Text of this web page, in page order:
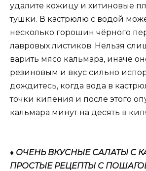
удалите кожицу и хитиновые
тушки. В кастрюлю с водой
несколько горошин чёрного
лавровых листиков. Нельзя
варить мясо кальмара, иначе
резиновым и вкус сильно
дождитесь, когда вода в
точки кипения и после этого
кальмара минут на десять в
♦ ОЧЕНЬ ВКУСНЫЕ САЛАТЫ С
ПРОСТЫЕ РЕЦЕПТЫ С